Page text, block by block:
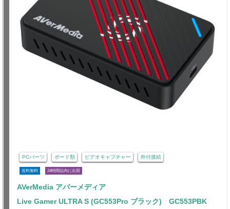
PCパーツ ボード類 ビデオキャプチャー 外付接続
送料無料 24時間以内に出荷
AVerMedia アバーメディア
Live Gamer ULTRA S (GC553Pro ブラック) GC553PBK